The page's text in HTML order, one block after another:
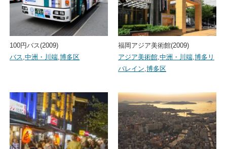
100円バス(2009)
バス,中洲・川端,博多区
福岡アジア美術館(2009)
アジア美術館,中洲・川端,博多リ
バレイン,博多区